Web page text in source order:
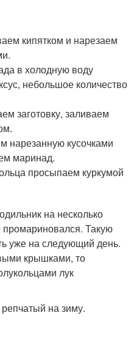
кипятком и нарезаем
в холодную воду
небольшое количество
заготовку, заливаем
нарезанную кусочками
маринад.
просыпаем куркумой
на несколько
промариновался. Такую
уже на следующий день.
крышками, то
лук